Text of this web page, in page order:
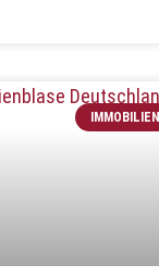
IMMOBILIEN